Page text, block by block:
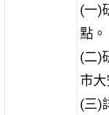
(一)
點。
(二)
市
(三)